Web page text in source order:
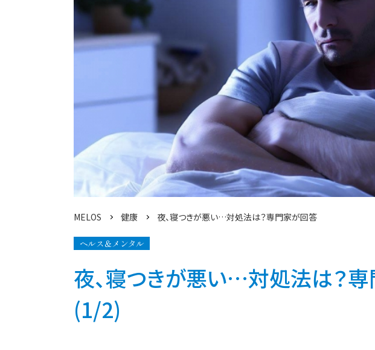
MELOS 健康 夜、寝つきが悪い…対処法は？専門家が回答
ヘルス＆メンタル
夜、寝つきが悪い…対処法は？
(1/2)